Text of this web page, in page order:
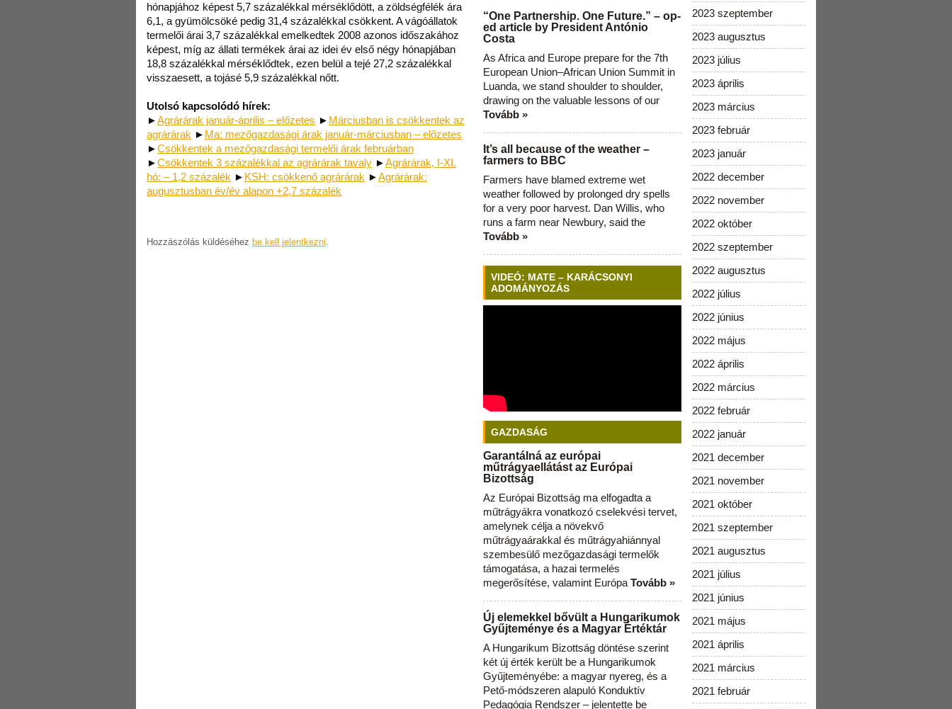
hónapjához képest 5,7 százalékkal mérséklődött, a zöldségfélék ára
6,1, a gyümölcsöké pedig 31,4 százalékkal csökkent. A vágóállatok
termelői árai 3,7 százalékkal emelkedtek 2008 azonos időszakához
képest, míg az állati termékek árai az idei év első négy hónapjában
18,8 százalékkal mérséklődtek, ezen belül a tejé 27,2 százalékkal
visszaesett, a tojásé 5,9 százalékkal nőtt.
Utolsó kapcsolódó hírek:
►Agrárárak január-április – előzetes ► Márciusban is csökkentek az
agrárárak ► Ma: mezőgazdasági árak január-márciusban – előzetes
►Csökkentek a mezőgazdasági termelői árak februárban
►Csökkentek 3 százalékkal az agrárárak tavaly ►Agrárárak, I-XI.
hó: – 1,2 százalék ► KSH: csökkenő agrárárak ►Agrárárak:
augusztusban év/év alapon +2,7 százalék
Hozzászólás küldéséhez be kell jelentkezni.
“One Partnership. One Future.” – op-
ed article by President António
Costa
As Africa and Europe prepare for the 7th
European Union–African Union Summit in
Luanda, we stand shoulder to shoulder,
drawing on the valuable lessons of our
Tovább »
It’s all because of the weather –
farmers to BBC
Farmers have blamed extreme wet
weather followed by prolonged dry spells
for a very poor harvest. Dan Willis, who
runs a farm near Newbury, said the
Tovább »
VIDEÓ: MATE – KARÁCSONYI
ADOMÁNYOZÁS
GAZDASÁG
Garantálná az európai
műtrágyaellátást az Európai
Bizottság
Az Európai Bizottság ma elfogadta a
műtrágyákra vonatkozó cselekvési tervet,
amelynek célja a növekvő
műtrágyaárakkal és műtrágyahiánnyal
szembesülő mezőgazdasági termelők
támogatása, a hazai termelés
megerősítése, valamint Európa Tovább »
Új elemekkel bővült a Hungarikumok
Gyűjteménye és a Magyar Értéktár
A Hungarikum Bizottság döntése szerint
két új érték került be a Hungarikumok
Gyűjteményébe: a magyar nyereg, és a
Pető-módszeren alapuló Konduktív
Pedagógia Rendszer – jelentette be
2023 szeptember
2023 augusztus
2023 július
2023 április
2023 március
2023 február
2023 január
2022 december
2022 november
2022 október
2022 szeptember
2022 augusztus
2022 július
2022 június
2022 május
2022 április
2022 március
2022 február
2022 január
2021 december
2021 november
2021 október
2021 szeptember
2021 augusztus
2021 július
2021 június
2021 május
2021 április
2021 március
2021 február